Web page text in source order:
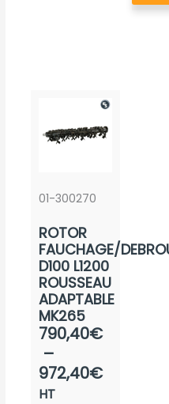
options
01-300270
ROTOR
FAUCHAGE/
D100 L1200
ROUSSEAU
ADAPTABLE
MK265
790,40€
–
972,40€
Plage
prix :
HT